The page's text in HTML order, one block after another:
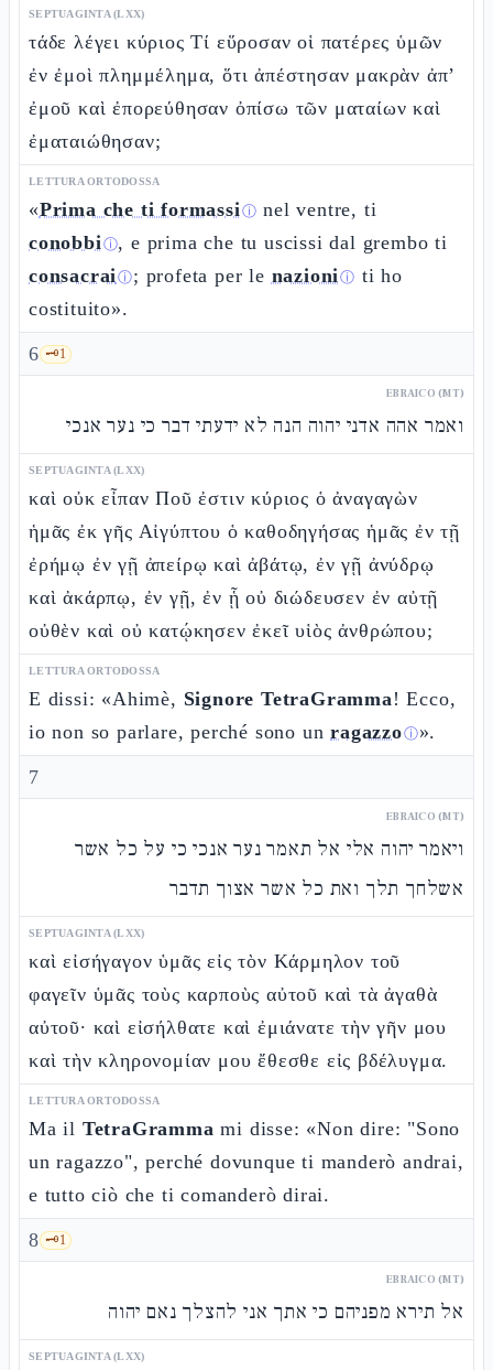
SEPTUAGINTA (LXX)
τάδε λέγει κύριος Τί εὕροσαν οἱ πατέρες ὑμῶν
ἐν ἐμοὶ πλημμέλημα, ὅτι ἀπέστησαν μακρὰν ἀπ’
ἐμοῦ καὶ ἐπορεύθησαν ὀπίσω τῶν ματαίων καὶ
ἐματαιώθησαν;
LETTURA ORTODOSSA
«Prima che ti formassiⓘ nel ventre, ti
conobbiⓘ, e prima che tu uscissi dal grembo ti
consacraiⓘ; profeta per le nazioniⓘ ti ho
costituito».
6 🗝️1
EBRAICO (MT)
ואמר אהה אדני יהוה הנה לא ידעתי דבר כי נער אנכי
SEPTUAGINTA (LXX)
καὶ οὐκ εἶπαν Ποῦ ἐστιν κύριος ὁ ἀναγαγὼν
ἡμᾶς ἐκ γῆς Αἰγύπτου ὁ καθοδηγήσας ἡμᾶς ἐν τῇ
ἐρήμῳ ἐν γῇ ἀπείρῳ καὶ ἀβάτῳ, ἐν γῇ ἀνύδρῳ
καὶ ἀκάρπῳ, ἐν γῇ, ἐν ᾗ οὐ διώδευσεν ἐν αὐτῇ
οὐθὲν καὶ οὐ κατῴκησεν ἐκεῖ υἱὸς ἀνθρώπου;
LETTURA ORTODOSSA
E dissi: «Ahimè, Signore TetraGramma! Ecco,
io non so parlare, perché sono unragazzoⓘ».
7
EBRAICO (MT)
ויאמר יהוה אלי אל תאמר נער אנכי כי על כל אשר
אשלחך תלך ואת כל אשר אצוך תדבר
SEPTUAGINTA (LXX)
καὶ εἰσήγαγον ὑμᾶς εἰς τὸν Κάρμηλον τοῦ
φαγεῖν ὑμᾶς τοὺς καρποὺς αὐτοῦ καὶ τὰ ἀγαθὰ
αὐτοῦ· καὶ εἰσήλθατε καὶ ἐμιάνατε τὴν γῆν μου
καὶ τὴν κληρονομίαν μου ἔθεσθε εἰς βδέλυγμα.
LETTURA ORTODOSSA
Ma il TetraGramma mi disse: «Non dire: "Sono
un ragazzo", perché dovunque ti manderò andrai,
e tutto ciò che ti comanderò dirai.
8 🗝️1
EBRAICO (MT)
אל תירא מפניהם כי אתך אני להצלך נאם יהוה
SEPTUAGINTA (LXX)